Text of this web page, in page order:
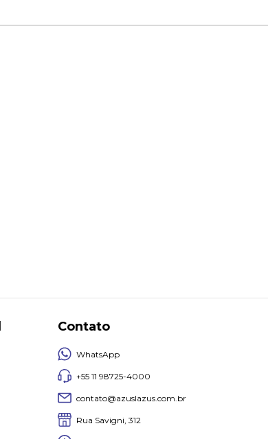
Contato
WhatsApp
+55 11 98725-4000
contato@azuslazus.com.br
Rua Savigni, 312